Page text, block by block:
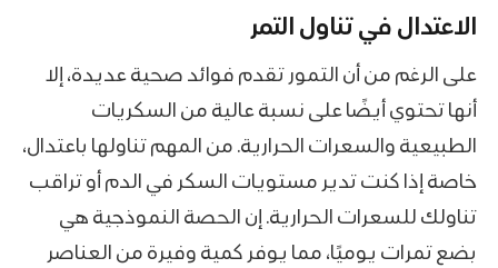
الاعتدال في تناول التمر
على الرغم من أن التمور تقدم فوائد صحية عديدة، إلا
أنها تحتوي أيضًا على نسبة عالية من السكريات
الطبيعية والسعرات الحرارية. من المهم تناولها باعتدال،
خاصة إذا كنت تدير مستويات السكر في الدم أو تراقب
تناولك للسعرات الحرارية. إن الحصة النموذجية هي
بضع تمرات يوميًا، مما يوفر كمية وفيرة من العناصر